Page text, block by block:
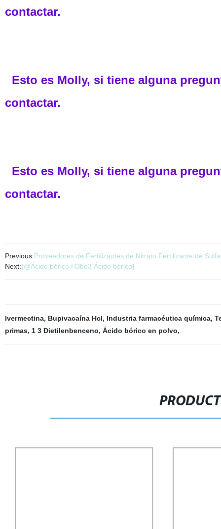
contactar.
Esto es Molly, si tiene alguna
contactar.
Esto es Molly, si tiene alguna
contactar.
Previous:Proveedores de Fertilizantes de Nitrato Fertilizante de
Next:{@Ácido bórico H3bo3 Ácido bórico}
Ivermectina, Bupivacaína Hcl, Industria farmacéutica química,
primas, 1 3 Dietilenbenceno, Ácido bórico en polvo,